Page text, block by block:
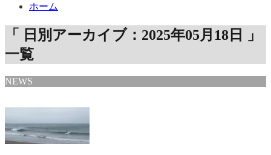
ホーム
「 日別アーカイブ：2025年05月18日 」
一覧
NEWS